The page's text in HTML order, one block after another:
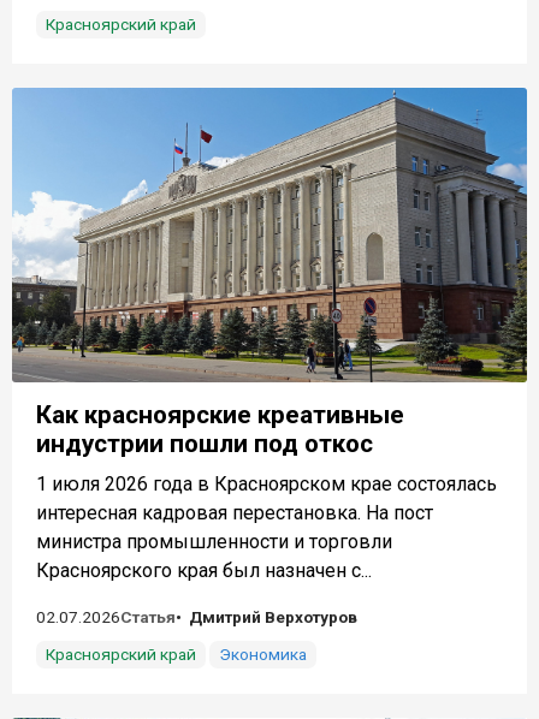
Красноярский край
Как красноярские креативные
индустрии пошли под откос
1 июля 2026 года в Красноярском крае состоялась
интересная кадровая перестановка. На пост
министра промышленности и торговли
Красноярского края был назначен с...
02.07.2026Статья
Дмитрий Верхотуров
Красноярский край
Экономика